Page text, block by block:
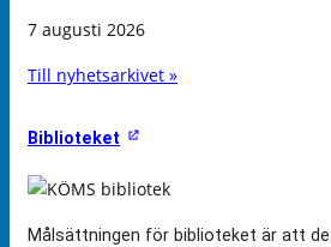
7 augusti 2026
Till nyhetsarkivet »
Biblioteket
Målsättningen för biblioteket är att